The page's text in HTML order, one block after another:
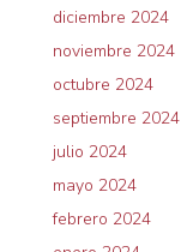
diciembre 2024
noviembre 2024
octubre 2024
septiembre 2024
julio 2024
mayo 2024
febrero 2024